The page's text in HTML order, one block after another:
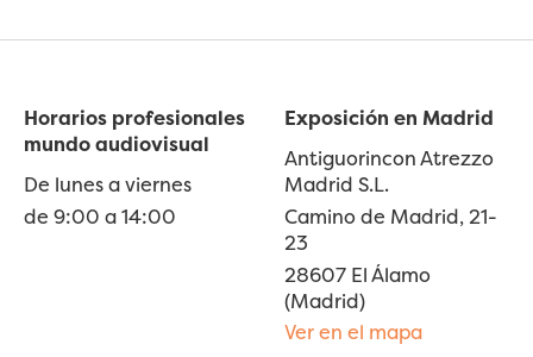
Horarios profesionales
mundo audiovisual
De lunes a viernes
de 9:00 a 14:00
Exposición en Madrid
Antiguorincon Atrezzo
Madrid S.L.
Camino de Madrid, 21-
23
28607 El Álamo
(Madrid)
Ver en el mapa